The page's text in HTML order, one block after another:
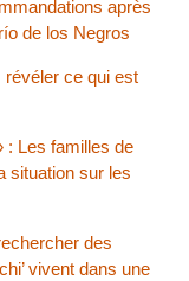
après
de los Negros
ce qui est
: Les familles de
situation sur les
des
vivent dans une